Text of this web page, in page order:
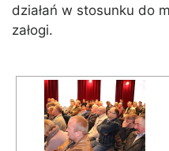
działań w stosunku do
załogi.